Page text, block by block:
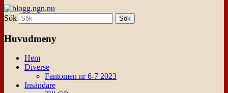
Sök
Huvudmeny
Hem
Diverse
Fantomen nr 6-7 2023
Insändare